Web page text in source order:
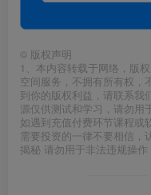
© 版权声明
1、本内容转载于网络，版
空间服务，不拥有所有权，
到你的版权利益，请联系我
源仅供测试和学习，请勿用
如遇到充值付费环节课程或
需要投资的一律不要相信，
揭秘 请勿用于非法违规操